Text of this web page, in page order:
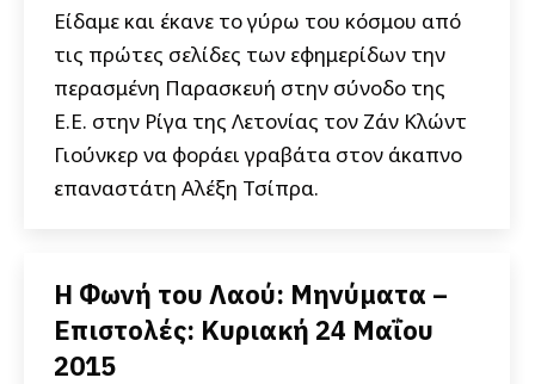
Είδαμε και έκανε το γύρω του κόσμου από
τις πρώτες σελίδες των εφημερίδων την
περασμένη Παρασκευή στην σύνοδο της
Ε.Ε. στην Ρίγα της Λετονίας τον Ζάν Κλώντ
Γιούνκερ να φοράει γραβάτα στον άκαπνο
επαναστάτη Αλέξη Τσίπρα.
Η Φωνή του Λαού: Μηνύματα –
Επιστολές: Κυριακή 24 Μαΐου
2015